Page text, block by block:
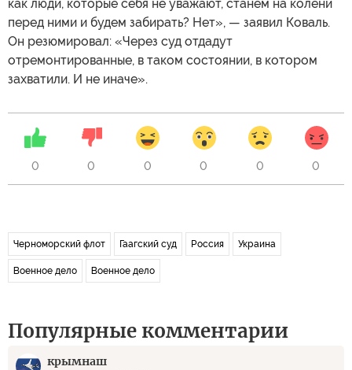
как люди, которые себя не уважают, станем на колени
перед ними и будем забирать? Нет», — заявил Коваль.
Он резюмировал: «Через суд отдадут
отремонтированные, в таком состоянии, в котором
захватили. И не иначе».
0 0 0 0 0 0
Черноморский флот Гаагский суд Россия Украина
Военное дело Военное дело
Популярные комментарии
крымнаш